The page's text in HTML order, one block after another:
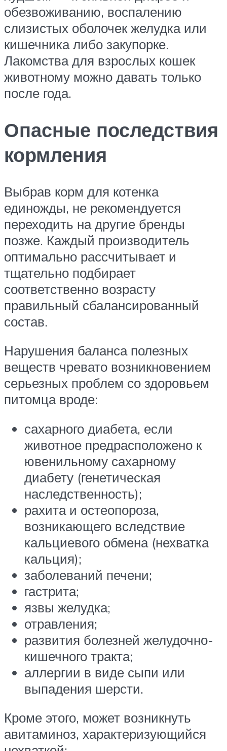
обезвоживанию, воспалению
слизистых оболочек желудка или
кишечника либо закупорке.
Лакомства для взрослых кошек
животному можно давать только
после года.
Опасные последствия
кормления
Выбрав корм для котенка
единожды, не рекомендуется
переходить на другие бренды
позже. Каждый производитель
оптимально рассчитывает и
тщательно подбирает
соответственно возрасту
правильный сбалансированный
состав.
Нарушения баланса полезных
веществ чревато возникновением
серьезных проблем со здоровьем
питомца вроде:
сахарного диабета, если
животное предрасположено к
ювенильному сахарному
диабету (генетическая
наследственность);
рахита и остеопороза,
возникающего вследствие
кальциевого обмена (нехватка
кальция);
заболеваний печени;
гастрита;
язвы желудка;
отравления;
развития болезней желудочно-
кишечного тракта;
аллергии в виде сыпи или
выпадения шерсти.
Кроме этого, может возникнуть
авитаминоз, характеризующийся